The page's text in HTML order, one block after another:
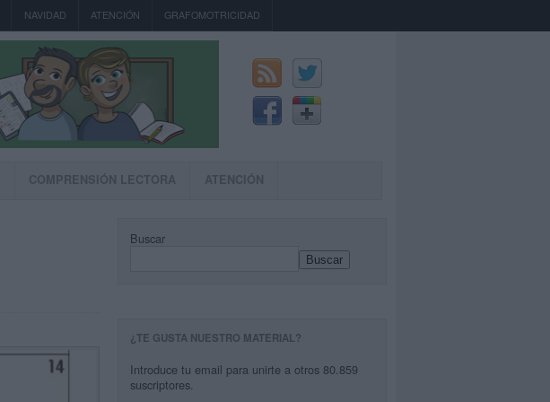
NAVIDAD ATENCIÓN GRAFOMOTRICIDAD
COMPRENSIÓN LECTORA ATENCIÓN
Buscar
Buscar
¿TE GUSTA NUESTRO MATERIAL?
Introduce tu email para unirte a otros 80.859
suscriptores.